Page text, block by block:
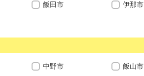
飯田市 伊那市
中野市 飯山市